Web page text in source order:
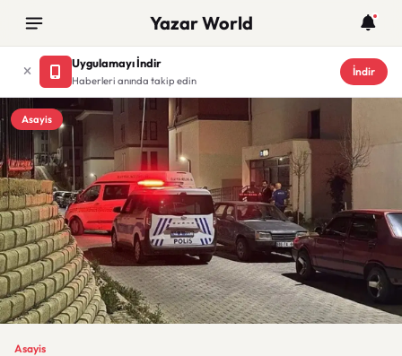
Yazar World
Uygulamayı İndir
Haberleri anında takip edin
İndir
Asayis
Asayis